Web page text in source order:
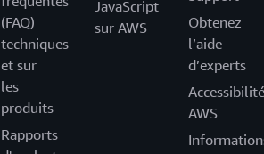
(FAQ)
techniques
et sur
les
produits
Rapports
JavaScript
sur AWS
Obtenez
l’aide
d’experts
Accessibilité
AWS